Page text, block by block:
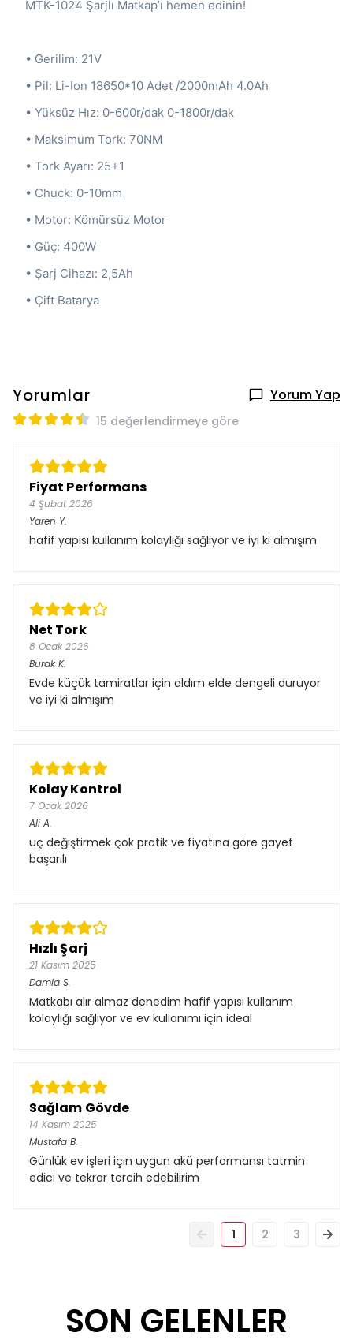
MTK-1024 Şarjlı Matkap’ı hemen edinin!
• Gerilim: 21V
• Pil: Li-Ion 18650*10 Adet /2000mAh 4.0Ah
• Yüksüz Hız: 0-600r/dak 0-1800r/dak
• Maksimum Tork: 70NM
• Tork Ayarı: 25+1
• Chuck: 0-10mm
• Motor: Kömürsüz Motor
• Güç: 400W
• Şarj Cihazı: 2,5Ah
• Çift Batarya
Yorumlar Yorum Yap
15 değerlendirmeye göre
Fiyat Performans
4 Şubat 2026
Yaren Y.
hafif yapısı kullanım kolaylığı sağlıyor ve iyi ki almışım
Net Tork
8 Ocak 2026
Burak K.
Evde küçük tamiratlar için aldım elde dengeli duruyor
ve iyi ki almışım
Kolay Kontrol
7 Ocak 2026
Ali A.
uç değiştirmek çok pratik ve fiyatına göre gayet
başarılı
Hızlı Şarj
21 Kasım 2025
Damla S.
Matkabı alır almaz denedim hafif yapısı kullanım
kolaylığı sağlıyor ve ev kullanımı için ideal
Sağlam Gövde
14 Kasım 2025
Mustafa B.
Günlük ev işleri için uygun akü performansı tatmin
edici ve tekrar tercih edebilirim
1 2 3
SON GELENLER